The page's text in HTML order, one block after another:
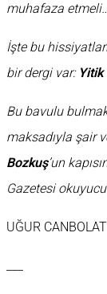
muhafaza
İşte bu
bir dergi var: Yitik
Bu bavulu
maksadıyla şair
Bozkuş’un
Gazetesi
UĞUR CANBOLAT